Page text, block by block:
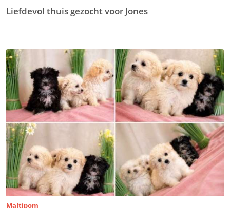
Liefdevol thuis gezocht voor Jones
Maltipom